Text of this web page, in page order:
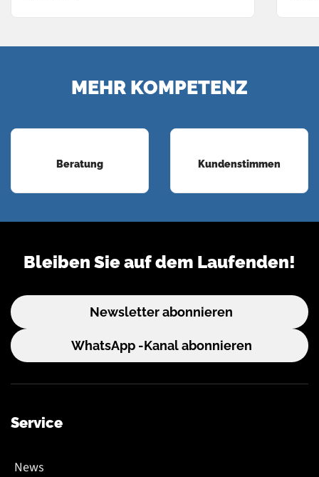
MEHR KOMPETENZ
Beratung Kundenstimmen
Bleiben Sie auf dem Laufenden!
Newsletter abonnieren
WhatsApp -Kanal abonnieren
Service
News